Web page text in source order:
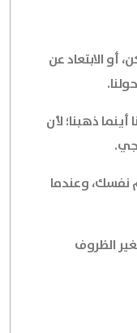
أو الابتعاد عن
ذهبنا؛ لأن
نفسك، وعندما
الظروف